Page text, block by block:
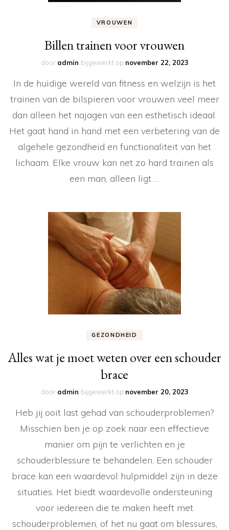
VROUWEN
Billen trainen voor vrouwen
door admin bijgewerkt op november 22, 2023
In de huidige wereld van fitness en welzijn is het
trainen van de bilspieren voor vrouwen veel meer
dan alleen het najagen van een esthetisch ideaal.
Het gaat hand in hand met een verbetering van de
algehele gezondheid en functionaliteit van het
lichaam. Elke vrouw kan net zo hard trainen als
een man, alleen ligt …
GEZONDHEID
Alles wat je moet weten over een schouder
brace
door admin bijgewerkt op november 20, 2023
Heb jij ooit last gehad van schouderproblemen?
Misschien ben je op zoek naar een effectieve
manier om pijn te verlichten en je
schouderblessure te behandelen. Een schouder
brace kan een waardevol hulpmiddel zijn in deze
situaties. Het biedt waardevolle ondersteuning
voor iedereen die te maken heeft met
schouderproblemen, of het nu gaat om blessures,